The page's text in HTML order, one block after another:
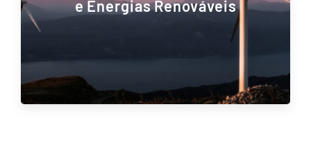
e Energias Renováveis